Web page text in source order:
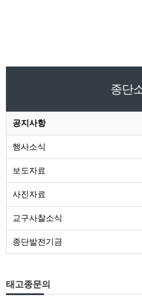
종단
공지사항
행사소식
보도자료
사진자료
교구사찰소식
종단발전기금
태고종문의